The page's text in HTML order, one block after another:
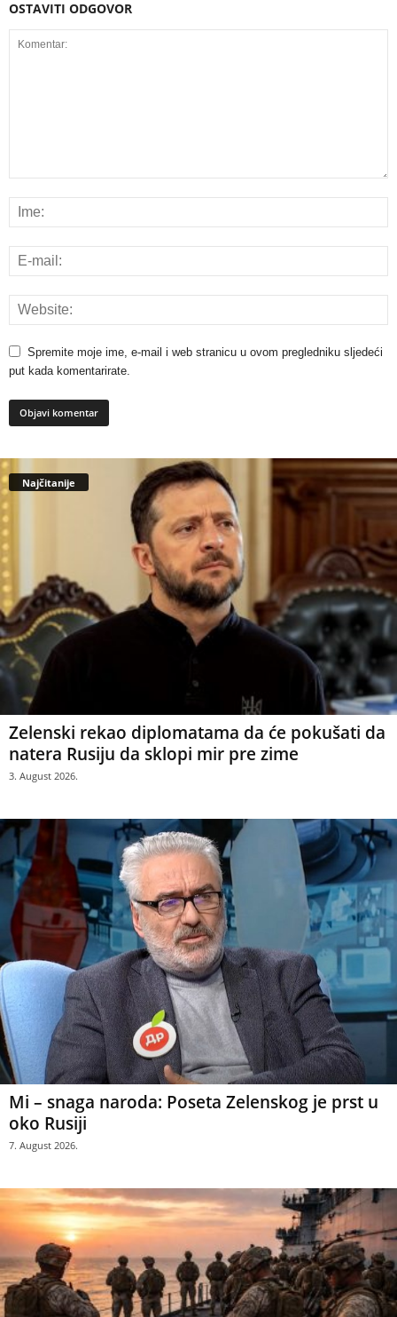
OSTAVITI ODGOVOR
Spremite moje ime, e-mail i web stranicu u ovom pregledniku sljedeći
put kada komentarirate.
Najčitanije
Zelenski rekao diplomatama da će pokušati da
natera Rusiju da sklopi mir pre zime
3. August 2026.
Mi – snaga naroda: Poseta Zelenskog je prst u
oko Rusiji
7. August 2026.